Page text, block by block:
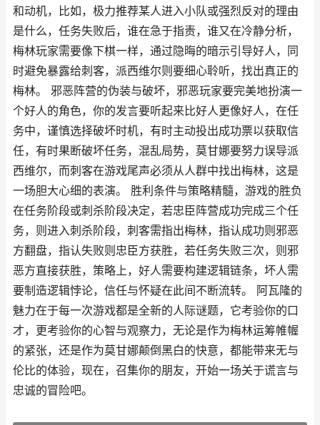
和动机，比如，极力推荐某人进入小队或强烈反对的理由
是什么，任务失败后，谁在急于指责，谁又在冷静分析，
梅林玩家需要像下棋一样，通过隐晦的暗示引导好人，同
时避免暴露给刺客，派西维尔则要细心聆听，找出真正的
梅林。 邪恶阵营的伪装与破坏，邪恶玩家要完美地扮演一
个好人的角色，你的发言要听起来比好人更像好人，在任
务中，谨慎选择破坏时机，有时主动投出成功票以获取信
任，有时果断破坏任务，混乱局势，莫甘娜要努力误导派
西维尔，而刺客在游戏尾声必须从人群中找出梅林，这是
一场胆大心细的表演。 胜利条件与策略精髓，游戏的胜负
在任务阶段或刺杀阶段决定，若忠臣阵营成功完成三个任
务，则进入刺杀阶段，刺客需指出梅林，指认成功则邪恶
方翻盘，指认失败则忠臣方获胜，若任务失败三次，则邪
恶方直接获胜，策略上，好人需要构建逻辑链条，坏人需
要制造逻辑悖论，信任与怀疑在此间不断流转。 阿瓦隆的
魅力在于每一次游戏都是全新的人际谜题，它考验你的口
才，更考验你的心智与观察力，无论是作为梅林运筹帷幄
的紧张，还是作为莫甘娜颠倒黑白的快意，都能带来无与
伦比的体验，现在，召集你的朋友，开始一场关于谎言与
忠诚的冒险吧。